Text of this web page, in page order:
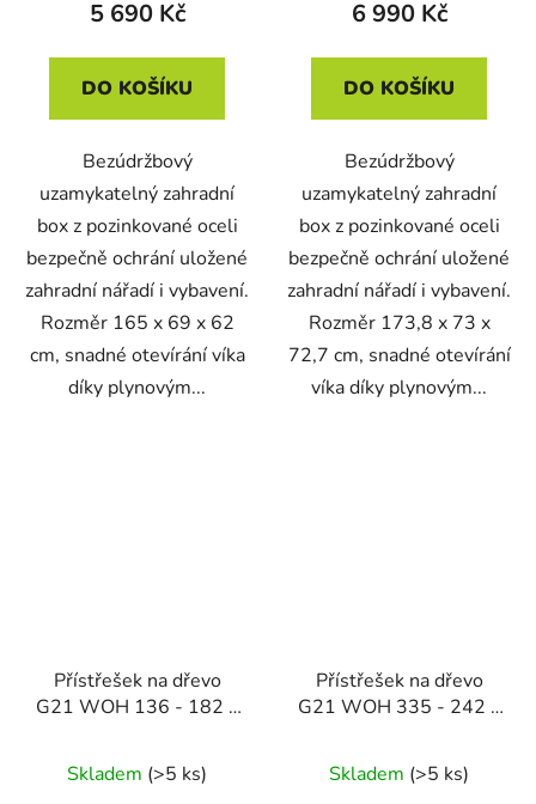
5 690 Kč
DO KOŠÍKU
Bezúdržbový
uzamykatelný zahradní
box z pozinkované oceli
bezpečně ochrání uložené
zahradní nářadí i vybavení.
Rozměr 165 x 69 x 62
cm, snadné otevírání víka
díky plynovým...
6 990 Kč
DO KOŠÍKU
Bezúdržbový
uzamykatelný zahradní
box z pozinkované oceli
bezpečně ochrání uložené
zahradní nářadí i vybavení.
Rozměr 173,8 x 73 x
72,7 cm, snadné otevírání
víka díky plynovým...
Přístřešek na dřevo
G21 WOH 136 - 182 x
Skladem (>5 ks)
Přístřešek na dřevo
G21 WOH 335 - 242 x
Skladem (>5 ks)